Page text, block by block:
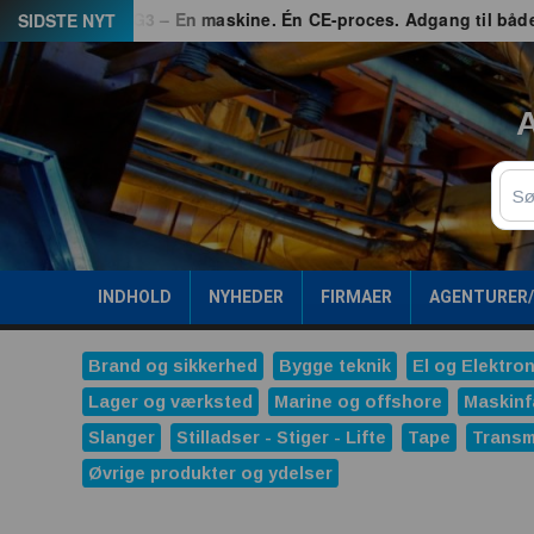
Spring
til
indhold
SIDSTE NYTG3 – En maskine. Én CE-proces. Adgang til både
Søg
INDHOLD NYHEDER FIRMAER
Brand og sikkerhed Bygge teknik El og
Lager og værksted
Marine og offshore
Slanger
Stilladser - Stiger - Lifte Tape
Øvrige produkter og ydelser